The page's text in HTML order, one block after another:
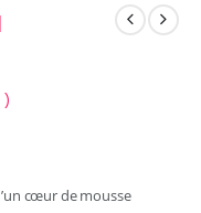
)
cœur de mousse